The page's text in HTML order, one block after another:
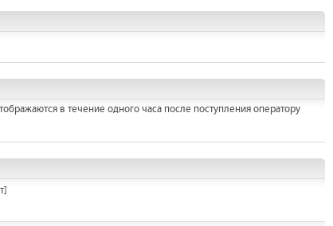
в течение одного часа после поступления оператору